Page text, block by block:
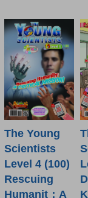
The Young
Scientists
Level 4 (100)
Rescuing
Humanit：A